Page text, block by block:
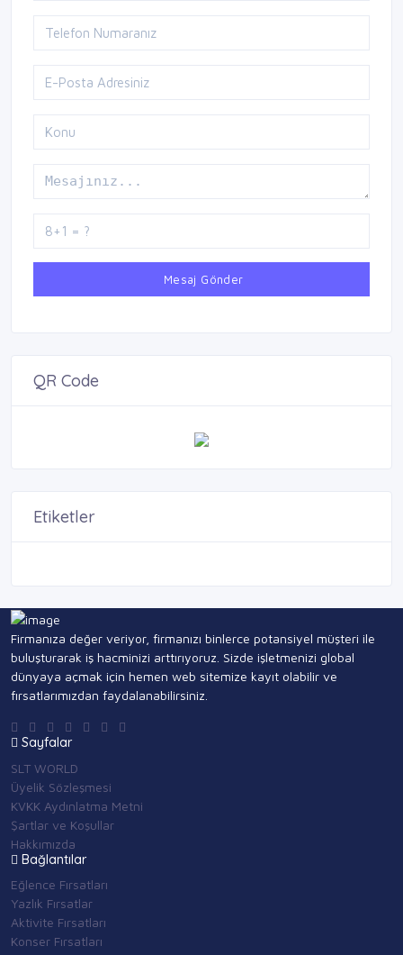
Mesaj Gönder
QR Code
Etiketler
Firmanıza değer veriyor, firmanızı binlerce potansiyel müşteri ile
buluşturarak iş hacminizi arttırıyoruz. Sizde işletmenizi global
dünyaya açmak için hemen web sitemize kayıt olabilir ve
fırsatlarımızdan faydalanabilirsiniz.
Sayfalar
SLT WORLD
Üyelik Sözleşmesi
KVKK Aydınlatma Metni
Şartlar ve Koşullar
Hakkımızda
Bağlantılar
Eğlence Fırsatları
Yazlık Fırsatlar
Aktivite Fırsatları
Konser Fırsatları